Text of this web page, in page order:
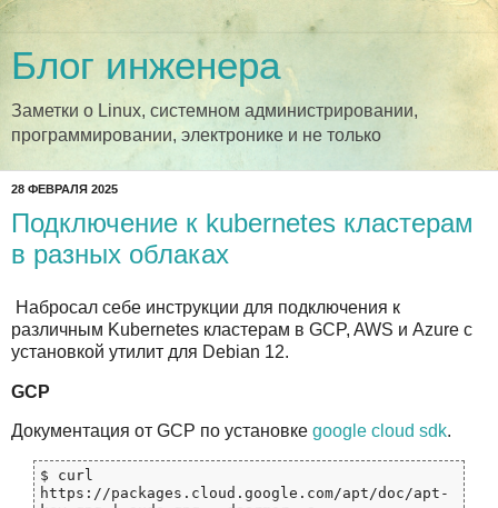
Блог инженера
Заметки о Linux, системном администрировании,
программировании, электронике и не только
28 ФЕВРАЛЯ 2025
Подключение к kubernetes кластерам
в разных облаках
Набросал себе инструкции для подключения к
различным Kubernetes кластерам в GCP, AWS и Azure с
установкой утилит для Debian 12.
GCP
Документация от GCP по установке google cloud sdk.
$ curl
https://packages.cloud.google.com/apt/doc/apt-